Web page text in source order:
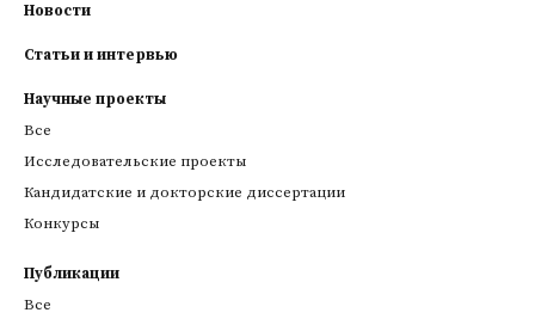
Новости
Статьи и интервью
Научные проекты
Все
Исследовательские проекты
Кандидатские и докторские диссертации
Конкурсы
Публикации
Все